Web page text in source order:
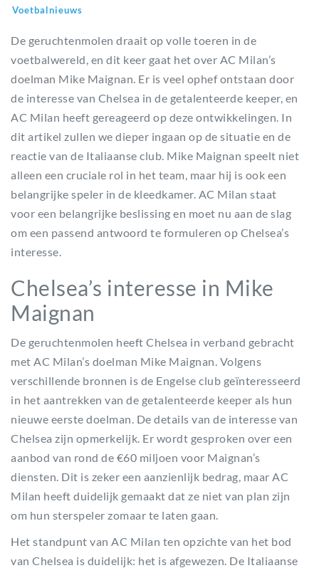
Voetbalnieuws
De geruchtenmolen draait op volle toeren in de
voetbalwereld, en dit keer gaat het over AC Milan’s
doelman Mike Maignan. Er is veel ophef ontstaan door
de interesse van Chelsea in de getalenteerde keeper, en
AC Milan heeft gereageerd op deze ontwikkelingen. In
dit artikel zullen we dieper ingaan op de situatie en de
reactie van de Italiaanse club. Mike Maignan speelt niet
alleen een cruciale rol in het team, maar hij is ook een
belangrijke speler in de kleedkamer. AC Milan staat
voor een belangrijke beslissing en moet nu aan de slag
om een passend antwoord te formuleren op Chelsea’s
interesse.
Chelsea’s interesse in Mike
Maignan
De geruchtenmolen heeft Chelsea in verband gebracht
met AC Milan’s doelman Mike Maignan. Volgens
verschillende bronnen is de Engelse club geïnteresseerd
in het aantrekken van de getalenteerde keeper als hun
nieuwe eerste doelman. De details van de interesse van
Chelsea zijn opmerkelijk. Er wordt gesproken over een
aanbod van rond de €60 miljoen voor Maignan’s
diensten. Dit is zeker een aanzienlijk bedrag, maar AC
Milan heeft duidelijk gemaakt dat ze niet van plan zijn
om hun sterspeler zomaar te laten gaan.
Het standpunt van AC Milan ten opzichte van het bod
van Chelsea is duidelijk: het is afgewezen. De Italiaanse